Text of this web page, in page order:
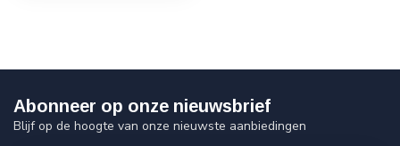
Abonneer op onze nieuwsbrief
Blijf op de hoogte van onze nieuwste aanbiedingen